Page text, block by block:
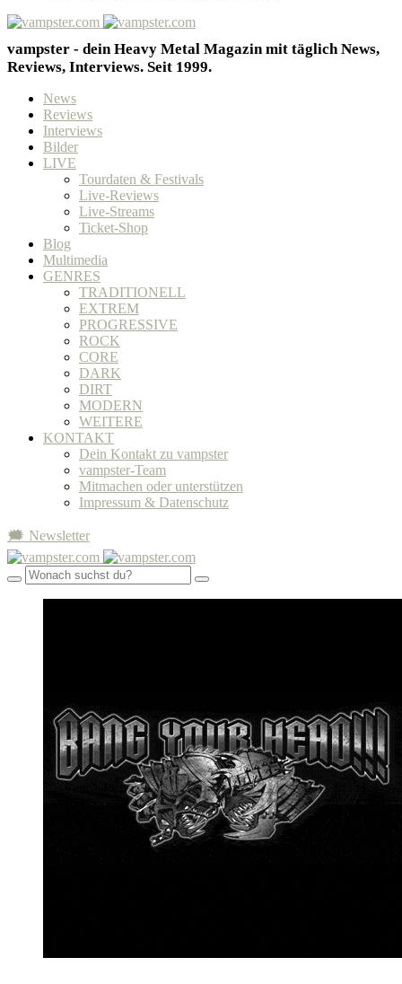
vampster - dein Heavy Metal Magazin mit täglich News,
Reviews, Interviews. Seit 1999.
News
Reviews
Interviews
Bilder
LIVE
Tourdaten & Festivals
Live-Reviews
Live-Streams
Ticket-Shop
Blog
Multimedia
GENRES
TRADITIONELL
EXTREM
PROGRESSIVE
ROCK
CORE
DARK
DIRT
MODERN
WEITERE
KONTAKT
Dein Kontakt zu vampster
vampster-Team
Mitmachen oder unterstützen
Impressum & Datenschutz
🗯 Newsletter